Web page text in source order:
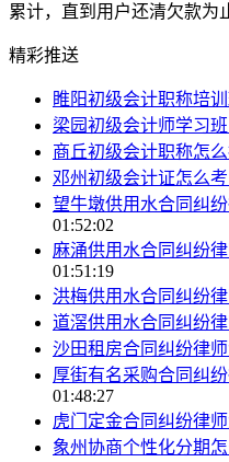
累计，直到用户还清欠款为
精彩推送
睢阳初级会计职称培
梁园初级会计师学习班
商丘初级会计职称怎
邓州初级会计证怎么考
望牛墩供用水合同纠
01:52:02
麻涌供用水合同纠纷
01:51:19
洪梅供用水合同纠纷
道滘供用水合同纠纷
沙田租房合同纠纷律
厚街有名采购合同纠
01:48:27
虎门定金合同纠纷律
象州协商个性化分期